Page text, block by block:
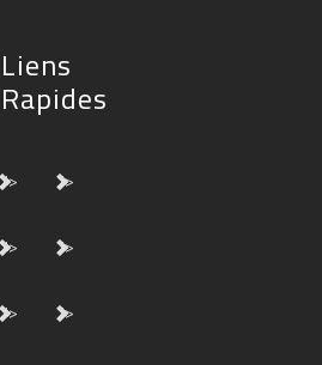
Liens
Rapides
"> ">
"> ">
"> ">